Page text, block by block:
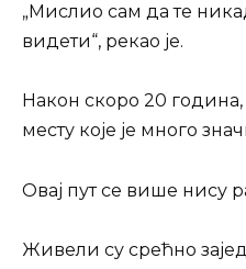
„Мислио сам да те
видети“, рекао је.
Након скоро 20
месту које је много
Овај пут се више нису
Живели су срећно